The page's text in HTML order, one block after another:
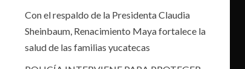
Con el respaldo de la Presidenta Claudia
Sheinbaum, Renacimiento Maya fortalece la
salud de las familias yucatecas